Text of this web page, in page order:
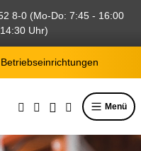
8-0 (Mo-Do: 7:45 - 16:00
Uhr)
Menü